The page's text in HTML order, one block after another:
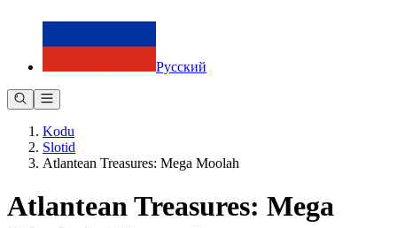
Русский
Kodu
Slotid
Atlantean Treasures: Mega Moolah
Atlantean Treasures: Mega